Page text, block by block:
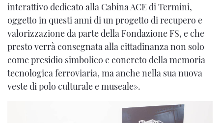
interattivo dedicato alla Cabina ACE di Termini,
oggetto in questi anni di un progetto di recupero e
valorizzazione da parte della Fondazione FS, e che
presto verrà consegnata alla cittadinanza non solo
come presidio simbolico e concreto della memoria
tecnologica ferroviaria, ma anche nella sua nuova
veste di polo culturale e museale».